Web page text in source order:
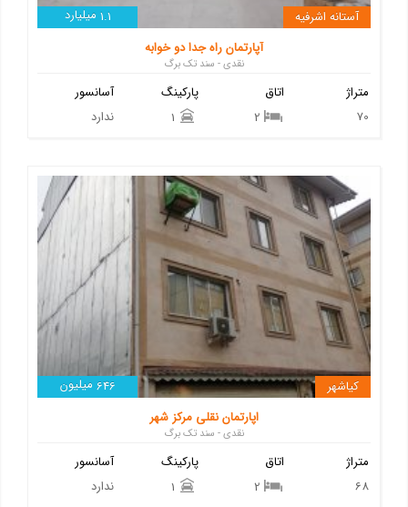
1.1 میلیارد
آستانه اشرفیه
آپارتمان راه جدا دو خوابه
نقدی - سند تک برگ
آسانسور
ندارد
پارکینگ
اتاق
متراژ
70
646 میلیون
کیاشهر
اپارتمان نقلی مرکز شهر
نقدی - سند تک برگ
آسانسور
ندارد
پارکینگ
اتاق
متراژ
68